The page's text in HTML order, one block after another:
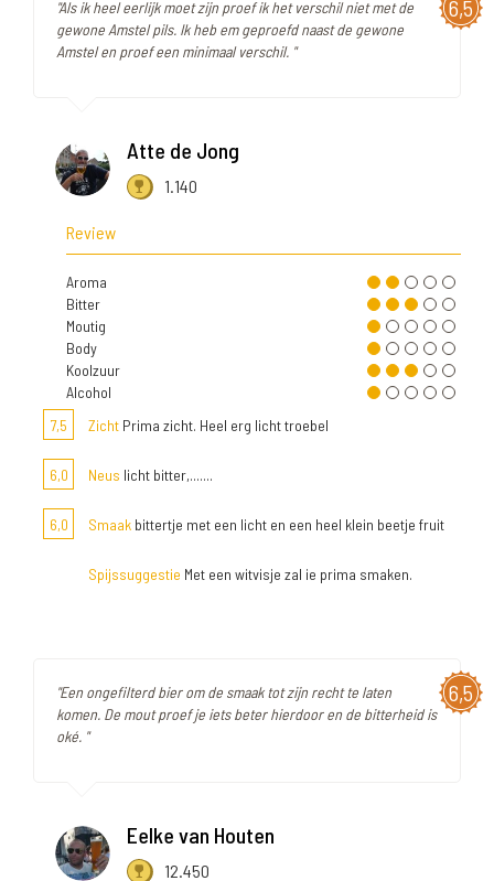
6,5
"Als ik heel eerlijk moet zijn proef ik het verschil niet met de
gewone Amstel pils. Ik heb em geproefd naast de gewone
Amstel en proef een minimaal verschil. "
Atte de Jong
1.140
Review
Aroma
Bitter
Moutig
Body
Koolzuur
Alcohol
7,5
Zicht Prima zicht. Heel erg licht troebel
6,0 Neus licht bitter,.......
6,0 Smaak bittertje met een licht en een heel klein beetje fruit
Spijssuggestie Met een witvisje zal ie prima smaken.
6,5
"Een ongefilterd bier om de smaak tot zijn recht te laten
komen. De mout proef je iets beter hierdoor en de bitterheid is
oké. "
Eelke van Houten
12.450